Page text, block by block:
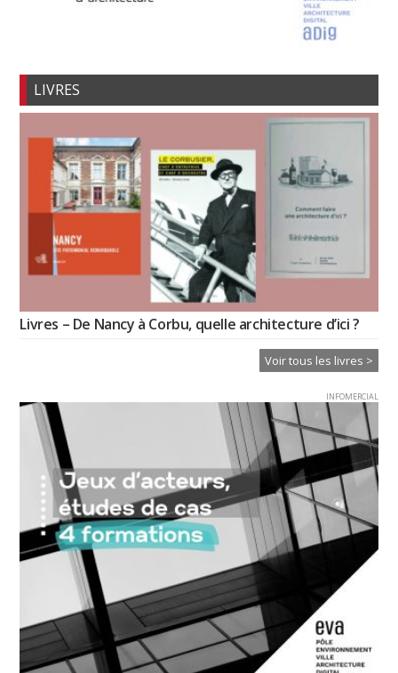
LIVRES
Livres – De Nancy à Corbu, quelle architecture d’ici ?
Voir tous les livres >
INFOMERCIAL